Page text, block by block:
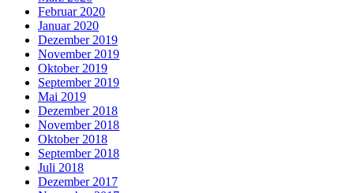
Februar 2020
Januar 2020
Dezember 2019
November 2019
Oktober 2019
September 2019
Mai 2019
Dezember 2018
November 2018
Oktober 2018
September 2018
Juli 2018
Dezember 2017